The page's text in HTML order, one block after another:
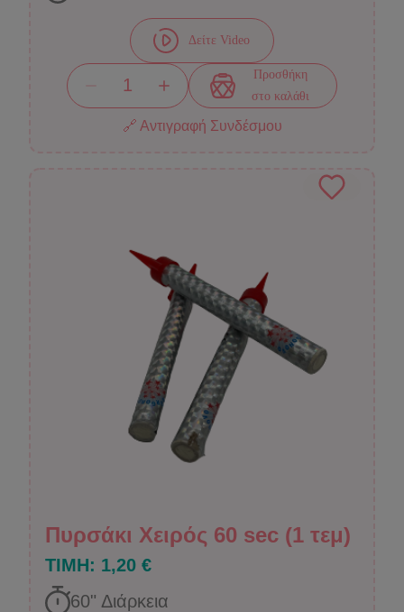
Δείτε Video
Προσθήκη
στο καλάθι
🔗 Αντιγραφή Συνδέσμου
Πυρσάκι Χειρός 60 sec (1 τεμ)
ΤΙΜΗ: 1,20 €
60" Διάρκεια